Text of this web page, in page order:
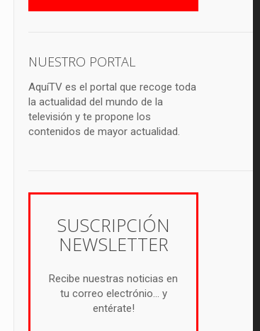
NUESTRO PORTAL
AquíTV es el portal que recoge toda
la actualidad del mundo de la
televisión y te propone los
contenidos de mayor actualidad.
SUSCRIPCIÓN
NEWSLETTER
Recibe nuestras noticias en
tu correo electrónio... y
entérate!